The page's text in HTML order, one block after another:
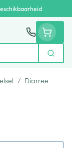
Zoek
/ Diarree